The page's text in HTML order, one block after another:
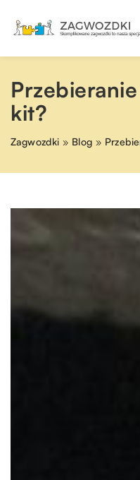
kit?
Zagwozdki » Blog »